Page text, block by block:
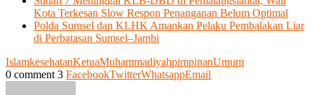
Kota Terkesan Slow Respon Penanganan Belum Optimal
Polda Sumsel dan KLHK Amankan Pelaku Pembalakan Liar
di Perbatasan Sumsel–Jambi
IslamkesehatanKetuaMuhammadiyahpimpinanUmum
0 comment 3 FacebookTwitterWhatsappEmail